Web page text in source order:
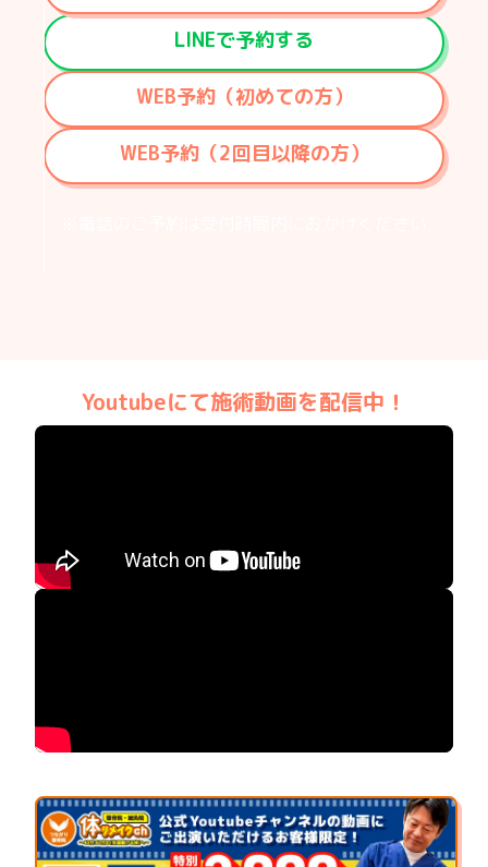
LINEで予約する
WEB予約（初めての方）
WEB予約（2回目以降の方）
Youtubeにて施術動画を配信中！